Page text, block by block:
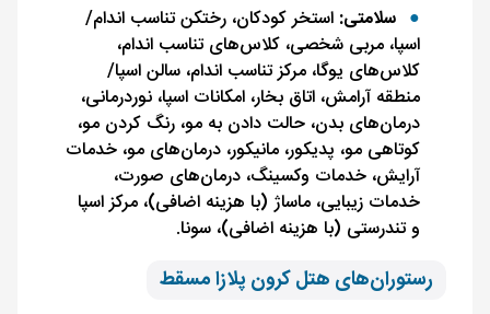
سلامتی: استخر کودکان، رختکن تناسب اندام/
اسپا، مربی شخصی، کلاس‌های تناسب اندام،
کلاس‌های یوگا، مرکز تناسب اندام، سالن اسپا/
منطقه آرامش، اتاق بخار، امکانات اسپا، نوردرمانی،
درمان‌های بدن، حالت دادن به مو، رنگ کردن مو،
کوتاهی مو، پدیکور، مانیکور، درمان‌های مو، خدمات
آرایش، خدمات وکسینگ، درمان‌های صورت،
خدمات زیبایی، ماساژ (با هزینه اضافی)، مرکز اسپا
و تندرستی (با هزینه اضافی)، سونا.
رستوران‌های هتل کرون پلازا مسقط